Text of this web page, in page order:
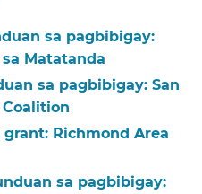
sa pagbibigay:
Matatanda​​
sa pagbibigay: San
Coalition​​
Richmond Area
sa pagbibigay: